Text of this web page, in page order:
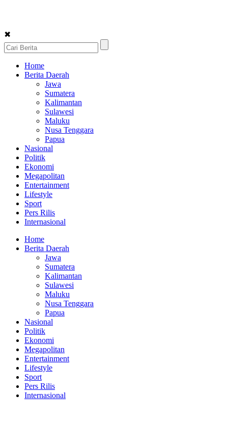
✖
Home
Berita Daerah
Jawa
Sumatera
Kalimantan
Sulawesi
Maluku
Nusa Tenggara
Papua
Nasional
Politik
Ekonomi
Megapolitan
Entertainment
Lifestyle
Sport
Pers Rilis
Internasional
Home
Berita Daerah
Jawa
Sumatera
Kalimantan
Sulawesi
Maluku
Nusa Tenggara
Papua
Nasional
Politik
Ekonomi
Megapolitan
Entertainment
Lifestyle
Sport
Pers Rilis
Internasional